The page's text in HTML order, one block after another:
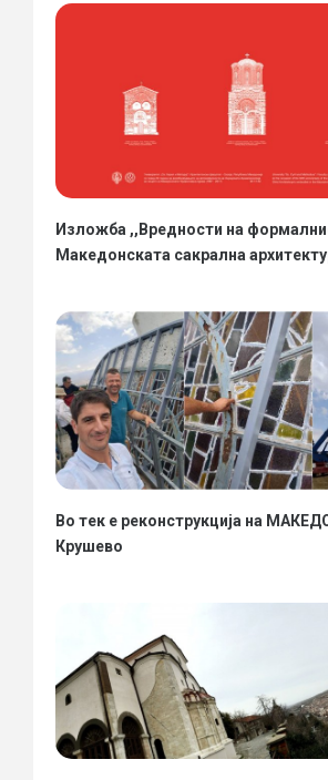
Изложба ,,Вредности на
Македонската сакрална
Во тек е реконструкција на
Крушево